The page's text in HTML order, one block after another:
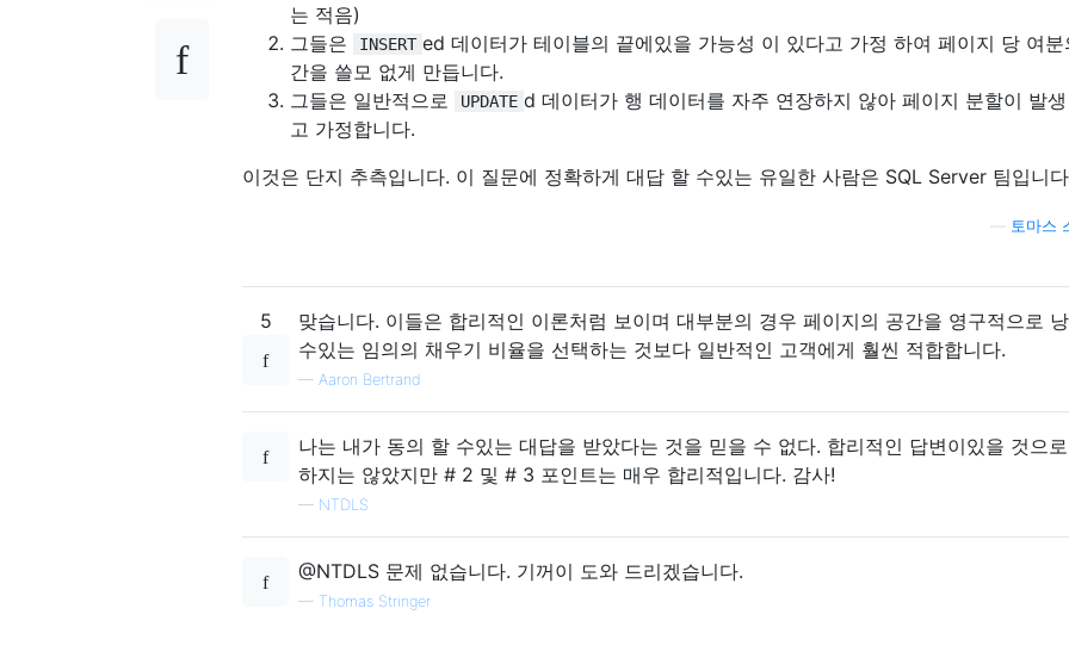
는 적음)
그들은
INSERT ed 데이터가 테이블의 끝에있을 가능성 이 있다고 가정 하여 페이지 당 여분
간을 쓸모 없게 만듭니다.
그들은 일반적으로
UPDATE d 데이터가 행 데이터를 자주 연장하지 않아 페이지 분할이 발
고 가정합니다.
이것은 단지 추측입니다. 이 질문에 정확하게 대답 할 수있는 유일한 사람은 SQL Server 팀입니
토마스
5
맞습니다. 이들은 합리적인 이론처럼 보이며 대부분의 경우 페이지의 공간을 영구적으로
수있는 임의의 채우기 비율을 선택하는 것보다 일반적인 고객에게 훨씬 적합합니다.
— Aaron Bertrand
나는 내가 동의 할 수있는 대답을 받았다는 것을 믿을 수 없다. 합리적인 답변이있을 것으
하지는 않았지만 # 2 및 # 3 포인트는 매우 합리적입니다. 감사!
— NTDLS
@NTDLS 문제 없습니다. 기꺼이 도와 드리겠습니다.
— Thomas Stringer